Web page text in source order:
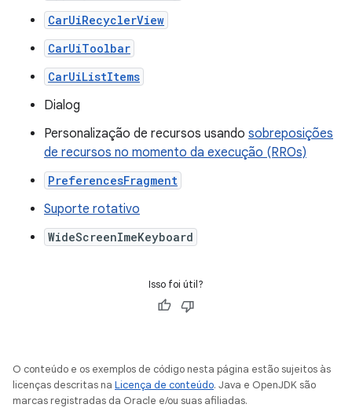
CarUiRecyclerView
CarUiToolbar
CarUiListItems
Dialog
Personalização de recursos usando sobreposições
de recursos no momento da execução (RROs)
PreferencesFragment
Suporte rotativo
WideScreenImeKeyboard
Isso foi útil?
O conteúdo e os exemplos de código nesta página estão sujeitos às
licenças descritas na Licença de conteúdo. Java e OpenJDK são
marcas registradas da Oracle e/ou suas afiliadas.